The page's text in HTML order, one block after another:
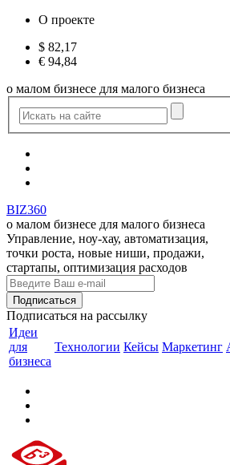
О проекте
$ 82,17
€ 94,84
о малом бизнесе для малого бизнеса
BIZ360
о малом бизнесе для малого бизнеса
Управление, ноу-хау, автоматизация,
точки роста, новые ниши, продажи,
стартапы, оптимизация расходов
Подписаться на рассылку
Идеи
для
бизнеса
Технологии Кейсы Маркетинг